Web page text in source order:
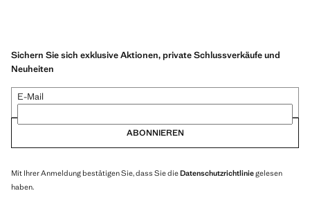
Sichern Sie sich exklusive Aktionen, private Schlussverkäufe und
Neuheiten
E-Mail
ABONNIEREN
Mit Ihrer Anmeldung bestätigen Sie, dass Sie dieDatenschutzrichtliniegelesen
haben.